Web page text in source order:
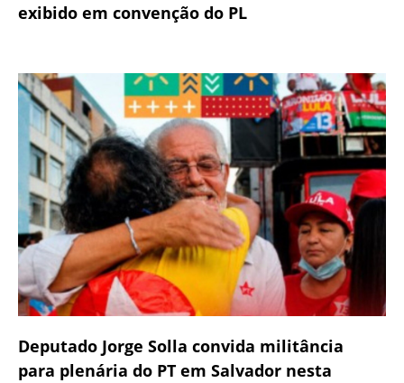
exibido em convenção do PL
Deputado Jorge Solla convida militância
para plenária do PT em Salvador nesta